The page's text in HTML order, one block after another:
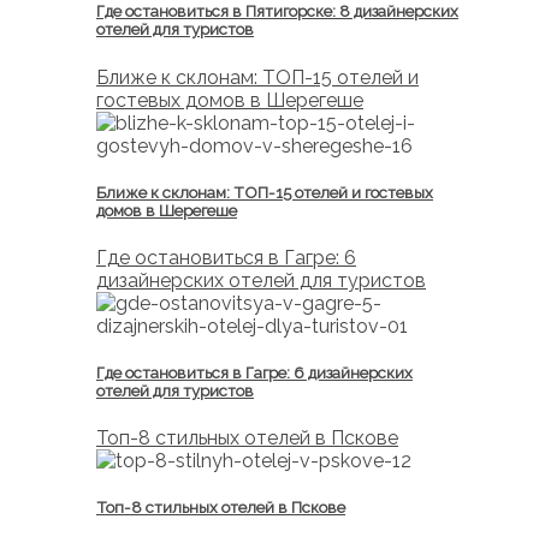
Где остановиться в Пятигорске: 8 дизайнерских
отелей для туристов
Ближе к склонам: ТОП-15 отелей и
гостевых домов в Шерегеше
Ближе к склонам: ТОП-15 отелей и гостевых
домов в Шерегеше
Где остановиться в Гагре: 6
дизайнерских отелей для туристов
Где остановиться в Гагре: 6 дизайнерских
отелей для туристов
Топ-8 стильных отелей в Пскове
Топ-8 стильных отелей в Пскове